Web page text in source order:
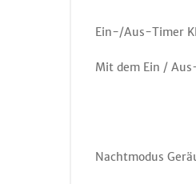
Ein-/Aus-Timer
Mit dem Ein /
Nachtmodus